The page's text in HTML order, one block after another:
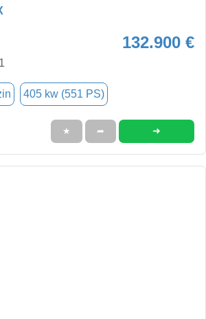
132.900 €
405 kw (551 PS)
★ ➦ ➜